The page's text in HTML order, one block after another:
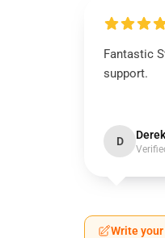
Fantastic
support.
D Derek
Write